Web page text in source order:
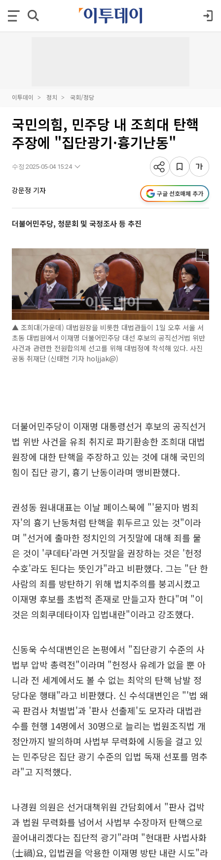
이투데이 정치 국회/정당
국민의힘, 민주당 내 조희대 탄핵
주장에 "집단광기·흉기난동"
수정 2025-05-04 15:24
강문정 기자 구글 선호매체 추가
더불어민주당, 청문회 및 국정조사 등 추진
▲ 조희대(가운데) 대법원장을 비롯한 대법관들이 1일 오후 서울 서
초동 대법원에서 이재명 더불어민주당 대선 후보의 공직선거법 위반
사건과 관련한 전원합의체 선고를 위해 대법정에 착석해 있다. 사진
공동 취재단 (신태현 기자 holjjak@)
더불어민주당이 이재명 대통령선거 후보의 공직선거
법 위반 사건을 유죄 취지로 파기환송한 조희대 대법
원장에 대한 탄핵을 주장하고 있는 것에 대해 국민의
힘이 집단 광기, 흉기 난동이라며 맹비판했다.
권성동 원내대표는 이날 페이스북에 "'묻지마 범죄
자'의 흉기 난동처럼 탄핵을 휘두르고 있는 것"이라
며 "선거에 출마한 정치인의 거짓말에 대해 죄를 물
은 것이 '쿠데타'라면 거짓말을 권장하는 것은 '헌정
수호'라도 된다는 뜻인가"라고 비판했다. 그는 "단 한
사람의 죄를 방탄하기 위해 법치주의를 붕괴시켰고
이재명 후보를 초법적 존재로 만들고자 한다"며 "이
것은 의회쿠데타이자 입법내란"이라고 강조했다.
신동욱 수석대변인은 논평에서 "집단광기 수준의 사
법부 압박 총력전"이라며 "헌정사 유례가 없을 뿐 아
니라 전 세계에서도 볼 수 없는 최악의 탄핵 남발 정
당다운 행태"라고 비판했다. 신 수석대변인은 "'법 왜
곡 판검사 처벌법'과 '판사 선출제'도 모자라 대법관
수를 현행 14명에서 30명으로 늘리는 법원조직법 개
정안까지 발의하며 사법부 무력화에 시동을 걸고 있
는 민주당은 집단 광기 수준의 입법 독재 선포를 멈추
라"고 지적했다.
나경원 의원은 선거대책위원 간담회에서 "판사 겁박
과 법원 무력화를 넘어서 사법부 수장마저 탄핵으로
끌어내리겠다는 집단적 광기"라며 "현대판 사법사화
(士禍)요, 입법권을 악용한 이재명 방탄 내란 시도"라